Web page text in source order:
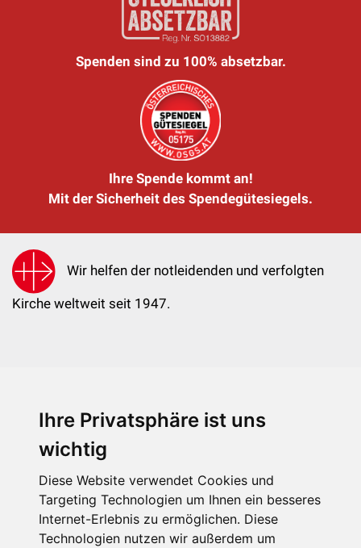
Ihre Privatsphäre ist uns
wichtig
Diese Website verwendet Cookies und
Targeting Technologien um Ihnen ein besseres
Internet-Erlebnis zu ermöglichen. Diese
Technologien nutzen wir außerdem um
Spenden sind zu 100% absetzbar.
Ihre Spende kommt an!
Mit der Sicherheit des Spendegütesiegels.
Wir helfen der notleidenden und verfolgten
Kirche weltweit seit 1947.
KIRCHE IN NOT - Österreich
kin@kircheinnot.at
KIN weltweit